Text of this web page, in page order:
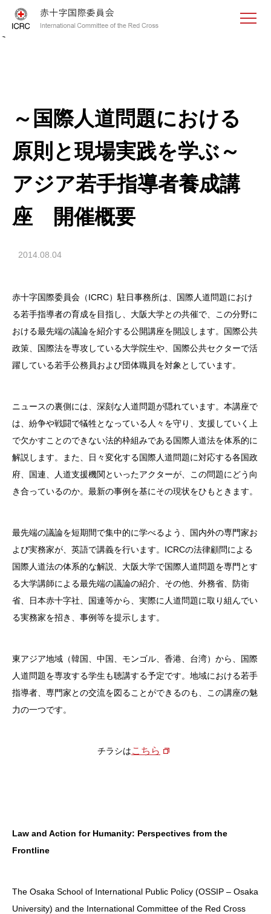
<
～国際人道問題における
原則と現場実践を学ぶ～
アジア若手指導者養成講
座 開催概要
2014.08.04
赤十字国際委員会（ICRC）駐日事務所は、国際人道問題におけ
る若手指導者の育成を目指し、大阪大学との共催で、この分野に
おける最先端の議論を紹介する公開講座を開設します。国際公共
政策、国際法を専攻している大学院生や、国際公共セクターで活
躍している若手公務員および団体職員を対象としています。
ニュースの裏側には、深刻な人道問題が隠れています。本講座で
は、紛争や戦闘で犠牲となっている人々を守り、支援していく上
で欠かすことのできない法的枠組みである国際人道法を体系的に
解説します。また、日々変化する国際人道問題に対応する各国政
府、国連、人道支援機関といったアクターが、この問題にどう向
き合っているのか。最新の事例を基にその現状をひもときます。
最先端の議論を短期間で集中的に学べるよう、国内外の専門家お
よび実務家が、英語で講義を行います。ICRCの法律顧問による
国際人道法の体系的な解説、大阪大学で国際人道問題を専門とす
る大学講師による最先端の議論の紹介、その他、外務省、防衛
省、日本赤十字社、国連等から、実際に人道問題に取り組んでい
る実務家を招き、事例等を提示します。
東アジア地域（韓国、中国、モンゴル、香港、台湾）から、国際
人道問題を専攻する学生も聴講する予定です。地域における若手
指導者、専門家との交流を図ることができるのも、この講座の魅
力の一つです。
チラシはこちら
Law and Action for Humanity: Perspectives from the
Frontline
The Osaka School of International Public Policy (OSSIP – Osaka
University) and the International Committee of the Red Cross